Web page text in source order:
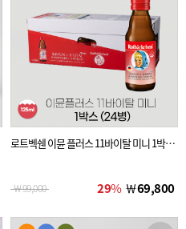
로트벡쉔 이뮨 플러스 11바이탈 미니 1박스
￦99,000 29% ￦69,800